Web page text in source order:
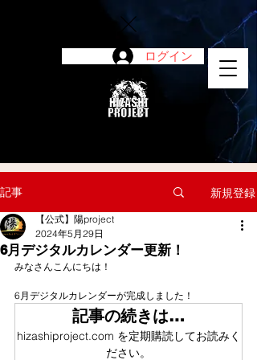
ログイン
記事 新規登録
6月デジタルカレンダー更新！
【公式】陽project
2024年5月29日
みなさんこんにちは！
6月デジタルカレンダーが完成しました！
記事の続きは…
hizashiproject.com を定期購読してお読みく
ださい。